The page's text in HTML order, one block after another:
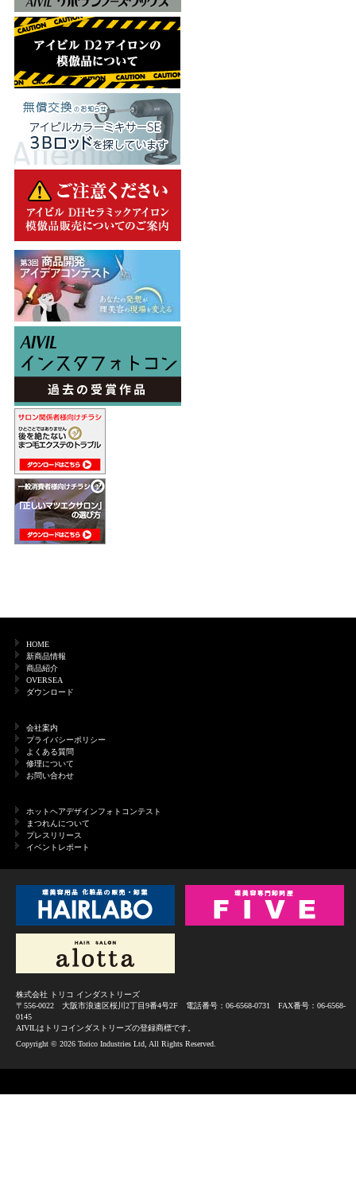
HOME
新商品情報
商品紹介
OVERSEA
ダウンロード
会社案内
プライバシーポリシー
よくある質問
修理について
お問い合わせ
ホットヘアデザインフォトコンテスト
まつれんについて
プレスリリース
イベントレポート
株式会社 トリコ インダストリーズ
〒556-0022 大阪市浪速区桜川2丁目9番4号2F 電話番号：06-6568-0731 FAX番号：06-6568-
0145
AIVILはトリコインダストリーズの登録商標です。
Copyright © 2026 Torico Industries Ltd, All Rights Reserved.